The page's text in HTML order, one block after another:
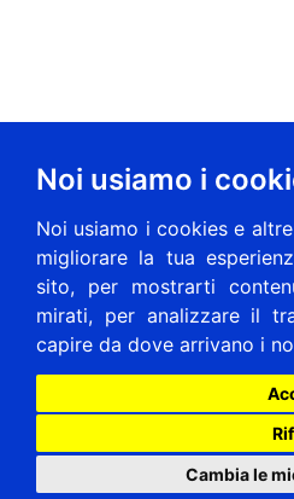
Noi usiamo i
Noi usiamo i cookies e
migliorare la tua
sito, per mostrarti
mirati, per analizzare il
capire da dove arrivano i
Cambia le